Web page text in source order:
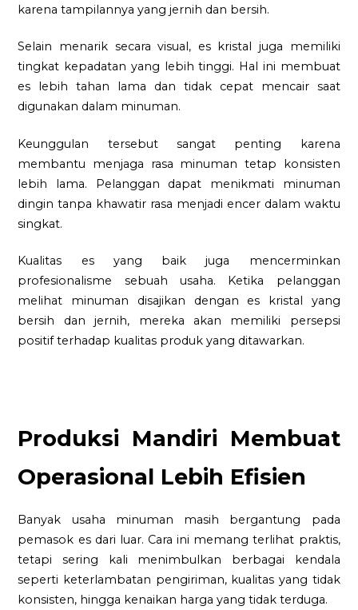
karena tampilannya yang jernih dan bersih.
Selain menarik secara visual, es kristal juga memiliki
tingkat kepadatan yang lebih tinggi. Hal ini membuat
es lebih tahan lama dan tidak cepat mencair saat
digunakan dalam minuman.
Keunggulan tersebut sangat penting karena
membantu menjaga rasa minuman tetap konsisten
lebih lama. Pelanggan dapat menikmati minuman
dingin tanpa khawatir rasa menjadi encer dalam waktu
singkat.
Kualitas es yang baik juga mencerminkan
profesionalisme sebuah usaha. Ketika pelanggan
melihat minuman disajikan dengan es kristal yang
bersih dan jernih, mereka akan memiliki persepsi
positif terhadap kualitas produk yang ditawarkan.
Produksi Mandiri Membuat
Operasional Lebih Efisien
Banyak usaha minuman masih bergantung pada
pemasok es dari luar. Cara ini memang terlihat praktis,
tetapi sering kali menimbulkan berbagai kendala
seperti keterlambatan pengiriman, kualitas yang tidak
konsisten, hingga kenaikan harga yang tidak terduga.